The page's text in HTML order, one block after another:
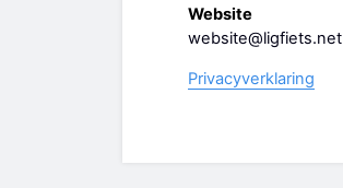
Website
website@ligfiets.net
Privacyverklaring